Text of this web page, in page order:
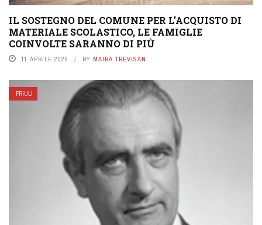
IL SOSTEGNO DEL COMUNE PER L’ACQUISTO DI
MATERIALE SCOLASTICO, LE FAMIGLIE
COINVOLTE SARANNO DI PIÙ
11 APRILE 2025 BY MAIRA TREVISAN
FRIULI